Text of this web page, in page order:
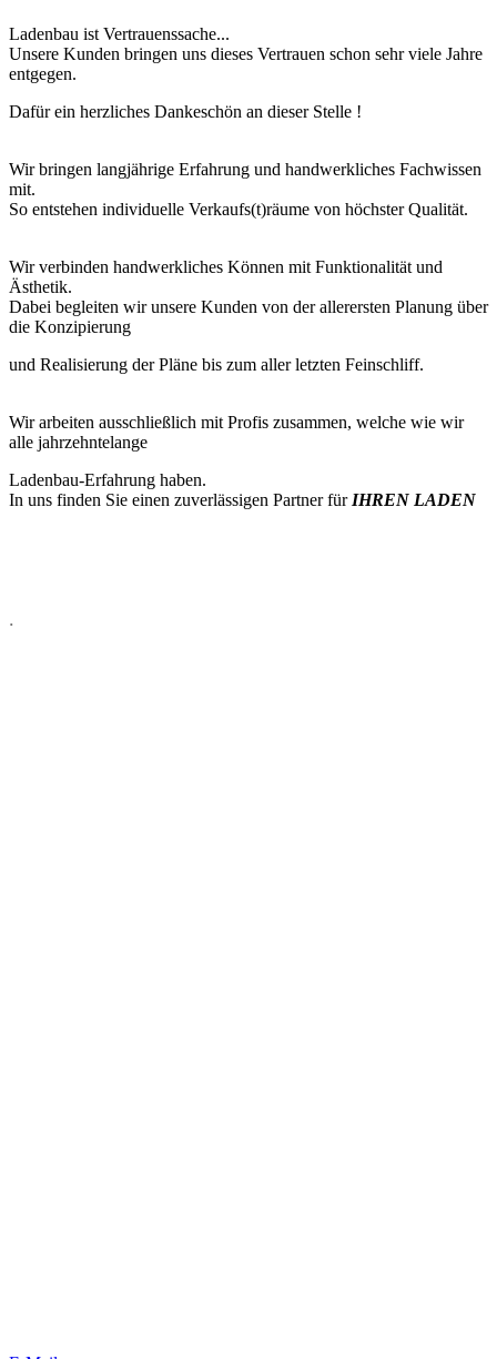
Ladenbau ist Vertrauenssache...
Unsere Kunden bringen uns dieses Vertrauen schon sehr viele Jahre
entgegen.
Dafür ein herzliches Dankeschön an dieser Stelle !
Wir bringen langjährige Erfahrung und handwerkliches Fachwissen
mit.
So entstehen individuelle Verkaufs(t)räume von höchster Qualität.
Wir verbinden handwerkliches Können mit Funktionalität und
Ästhetik.
Dabei begleiten wir unsere Kunden von der allerersten Planung über
die Konzipierung
und Realisierung der Pläne bis zum aller letzten Feinschliff.
Wir arbeiten ausschließlich mit Profis zusammen, welche wie wir
alle jahrzehntelange
Ladenbau-Erfahrung haben.
In uns finden Sie einen zuverlässigen Partner für IHREN LADEN
.